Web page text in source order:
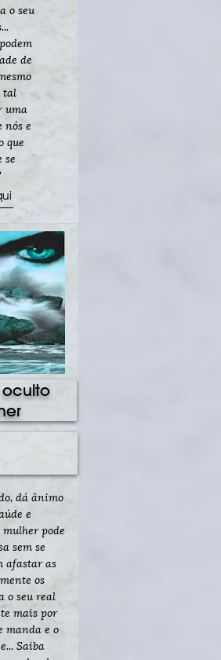
o seu
de
tal
uma
e
que
se
dá ânimo
e
pode
sem se
afastar as
os
o seu real
mais por
manda e o
Saiba